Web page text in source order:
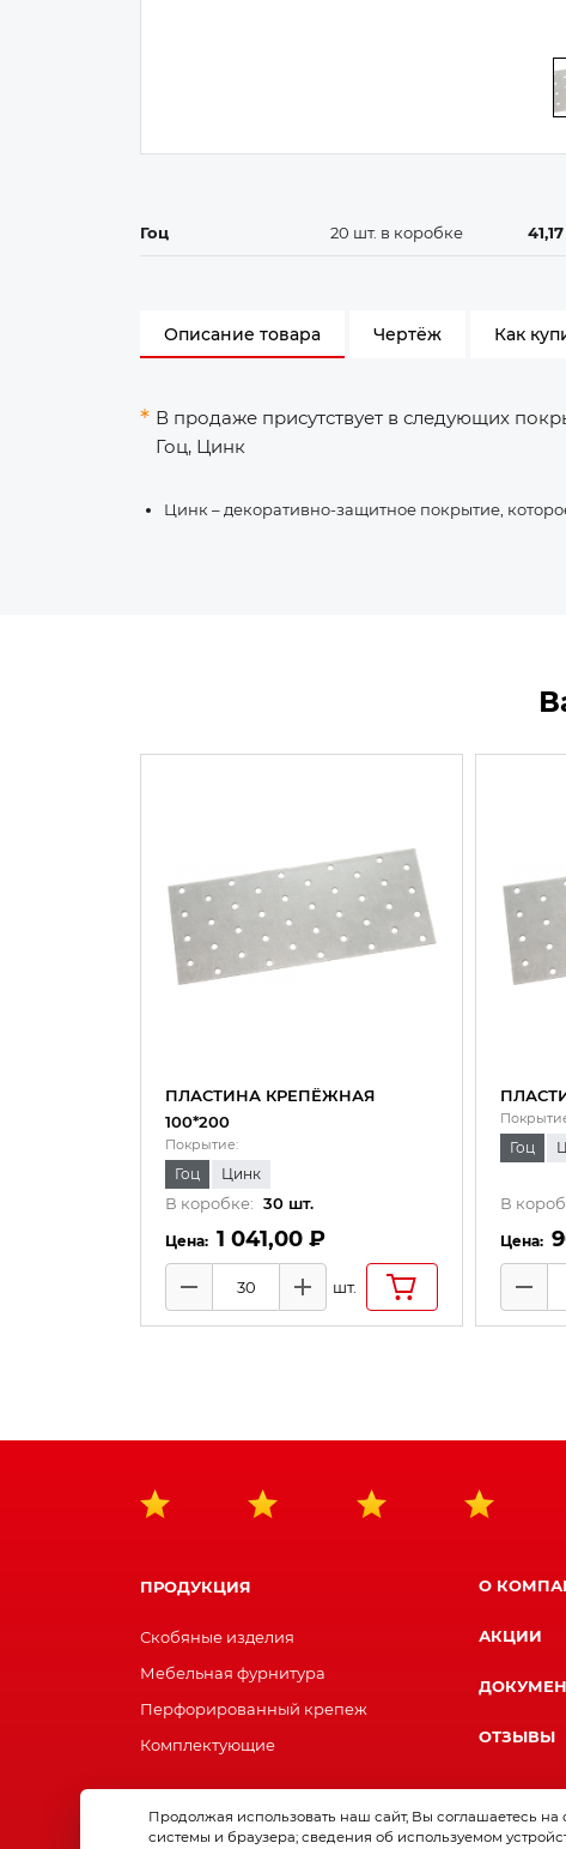
Гоц 20 шт. в коробке
Описание товара Чертёж Как
В продаже присутствует в следующих
Гоц, Цинк
Цинк – декоративно-защитное покрытие,
ПЛАСТИНА КРЕПЁЖНАЯ
100*200
Покрытие:
Гоц Цинк
В коробке: 30 шт.
1 041,00 ₽
Количество товаров
Минус Плюсшт.
Гоц
В
ПРОДУКЦИЯ
Скобяные изделия
Мебельная фурнитура
Перфорированный крепеж
Комплектующие
О
АКЦИИ
ОТЗЫВЫ
© Завод «Металлист»
Продолжая использовать наш сайт, Вы соглашаетесь
системы и браузера; сведения об используемом